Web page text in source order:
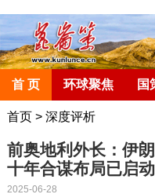
首 页 环球聚焦 国
首页> 深度评析
前奥地利外长：伊
十年合谋布局已启
2025-06-28